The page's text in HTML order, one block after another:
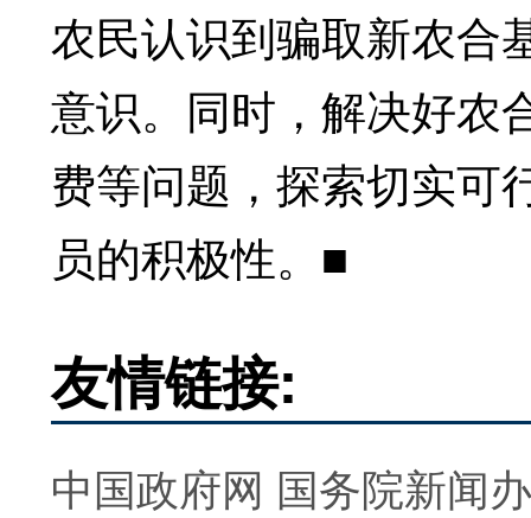
农民认识到骗取新农合
意识。同时，解决好农
费等问题，探索切实可
员的积极性。■
友情链接:
中国政府网 国务院新闻